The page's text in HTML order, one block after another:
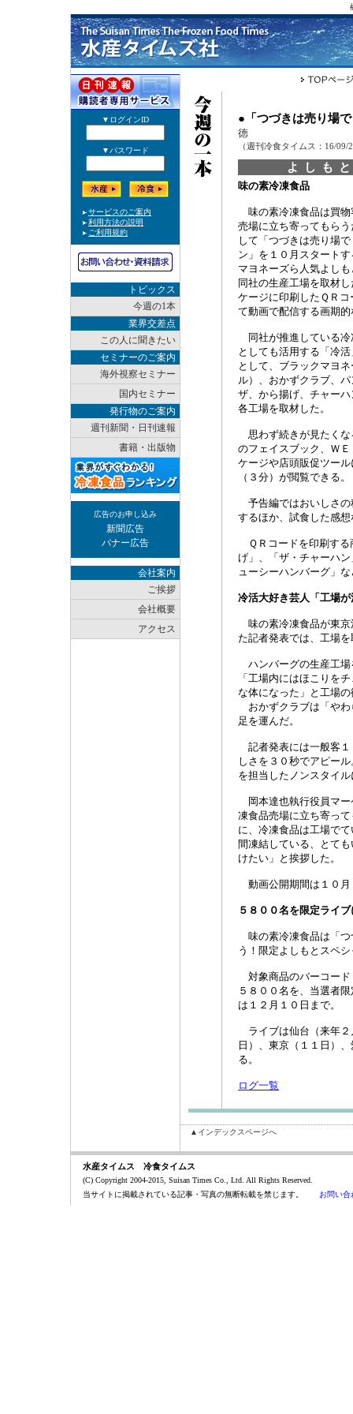
トピックス
今週の1本
業界交差点
この人に聞きたい
セミナーのご案内
海外視察セミナー
国内セミナー
発行物のご案内
週刊新聞・日刊速報
書籍・出版物
広告のお申し込み
新聞広告
バナー広告
会社案内
ご挨拶
会社概要
アクセス
●「つづきは売り場
徳
（週刊冷食タイムス：16/09/
よしも
味の素冷凍食品
味の素冷凍食品は買物
売場に立ち寄ってもら
して「つづきは売り場
ン」を１０月スタート
マヨネーズら人気よし
同社の生産工場を取材
ケージに印刷したＱＲ
て動画で配信する画期
同社が推進している冷
としても活用する「冷
として、ブラックマヨ
ル）、おかずクラブ、
ザ、から揚げ、チャー
各工場を取材した。
思わず続きが見たくな
のフェイスブック、Ｗ
ケージや店頭販促ツー
（３分）が閲覧できる。
予告編ではおいしさの
するほか、試食した感
ＱＲコードを印刷する
げ」、「ザ・チャーハ
ューシーハンバーグ」
冷活大好き芸人「工場
味の素冷凍食品が東京
た記者発表では、工場
ハンバーグの生産工場
「工場内にはほこりを
な体になった」と工場
おかずクラブは「やわ
足を運んだ。
記者発表には一般客１
しさを３０秒でアピー
を担当したノンスタイ
岡本達也執行役員マー
凍食品売場に立ち寄っ
に、冷凍食品は工場で
間凍結している、とて
けたい」と挨拶した。
動画公開期間は１０月
５８００名を限定ライ
味の素冷凍食品は「つ
う！限定よしもとスペ
対象商品のバーコード
５８００名を、当選者
は１２月１０日まで。
ライブは仙台（来年２
日）、東京（１１日）
る。
ログ一覧
▲インデックスページへ
水産タイムス 冷食タイムス
(C) Copyright 2004-2015, Suisan Times Co., Ltd. All Rights Reserved.
当サイトに掲載されている記事・写真の無断転載を禁じます。 お問い合